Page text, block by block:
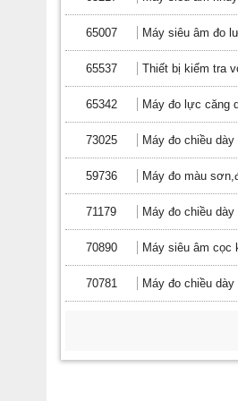
65007 Máy siêu âm đo
65537 Thiết bị kiểm tra
65342 Máy đo lực căng
73025 Máy đo chiều
59736 Máy đo màu
71179 Máy đo chiều
70890 Máy siêu âm cọc
70781 Máy đo chiều